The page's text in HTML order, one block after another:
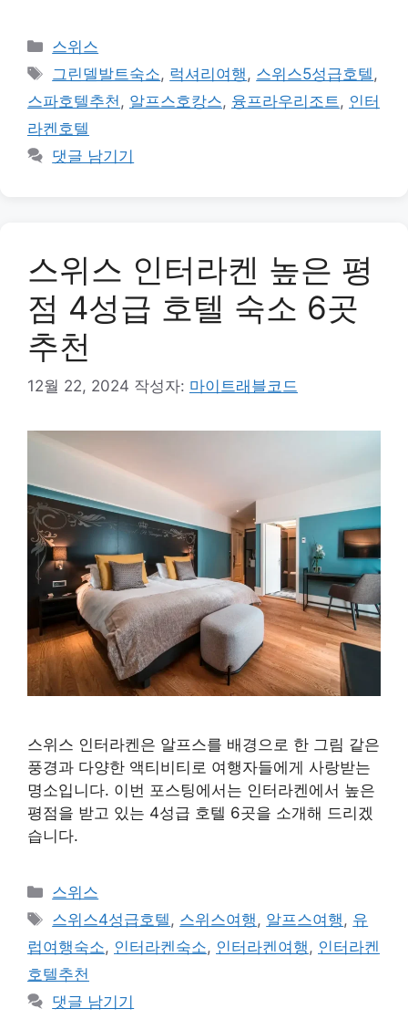
카
테
리
스위스
태
그
그린델발트숙소, 럭셔리여행 , 스위스5성급호텔 ,
스파호텔추천 , 알프스호캉스, 융프라우리조트 , 인터
라켄호텔
댓글 남기기
스위스 인터라켄 높은 평
점 4성급 호텔 숙소 6곳
추천
12월 22, 2024 작성자: 마이트래블코드
스위스 인터라켄은 알프스를 배경으로 한 그림 같은
풍경과 다양한 액티비티로 여행자들에게 사랑받는
명소입니다. 이번 포스팅에서는 인터라켄에서 높은
평점을 받고 있는 4성급 호텔 6곳을 소개해 드리겠
습니다.
카
테
리
스위스
태
그
스위스4성급호텔, 스위스여행, 알프스여행, 유
럽여행숙소, 인터라켄숙소, 인터라켄여행, 인터라켄
호텔추천
댓글 남기기